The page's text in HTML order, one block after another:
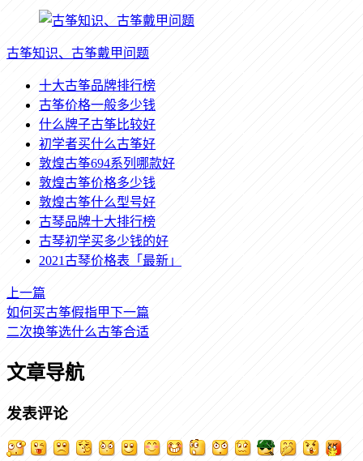
古筝知识、古筝戴甲问题
十大古筝品牌排行榜
古筝价格一般多少钱
什么牌子古筝比较好
初学者买什么古筝好
敦煌古筝694系列哪款好
敦煌古筝价格多少钱
敦煌古筝什么型号好
古琴品牌十大排行榜
古琴初学买多少钱的好
2021古琴价格表「最新」
上一篇
如何买古筝假指甲下一篇
二次换筝选什么古筝合适
文章导航
发表评论